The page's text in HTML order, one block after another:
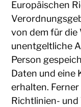
Europäischen
von dem für
unentgeltliche
Person
Daten und eine
erhalten.
Richtlinien-